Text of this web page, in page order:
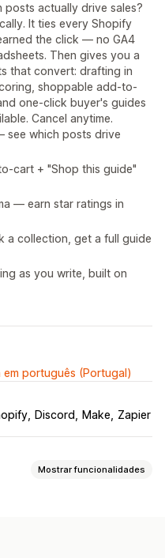
actually drive sales?
It ties every Shopify
the click — no GA4
Then gives you a
that convert: drafting in
shoppable add-to-
one-click buyer's guides
Cancel anytime.
see which posts drive
cart + "Shop this guide"
— earn star ratings in
a collection, get a full guide
as you write, built on
português (Portugal)
Discord Make Zapier
Mostrar funcionalidades